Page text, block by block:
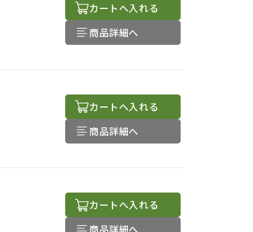
カートへ入れる
商品詳細へ
カートへ入れる
商品詳細へ
カートへ入れる